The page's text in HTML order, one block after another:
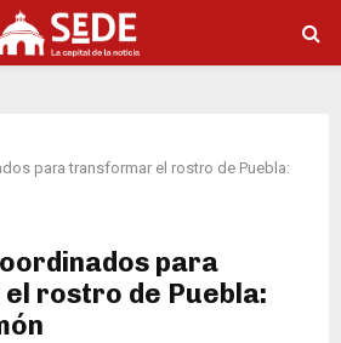
para transformar el rostro de Puebla:
para
rostro de Puebla: